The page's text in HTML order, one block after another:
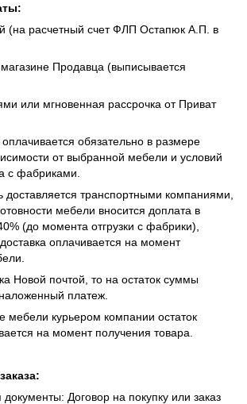
(на расчетный счет ФЛП Остапюк А.П. в
Продавца (выписывается
или мгновенная рассрочка от Приват
обязательно в размере
от выбранной мебели и условий
с фабриками.
транспортными компаниями,
мебели вносится доплата в
(до момента отгрузки с фабрики),
оплачивается на момент
Новой почтой, то на остаток суммы
платеж.
мебели курьером компании остаток
на момент получения товара.
Договор на покупку или заказ